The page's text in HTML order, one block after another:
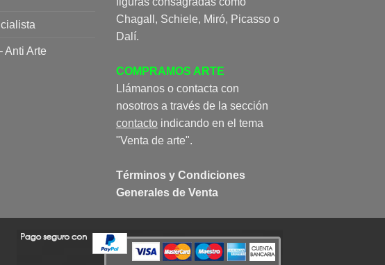
Anti Arte
Chagall, Schiele, Miró, Picasso o
Dalí.
COMPRAMOS ARTE
Llámanos o contacta con
nosotros a través de la sección
contacto indicando en el tema
"Venta de arte".
Términos y Condiciones
Generales de Venta